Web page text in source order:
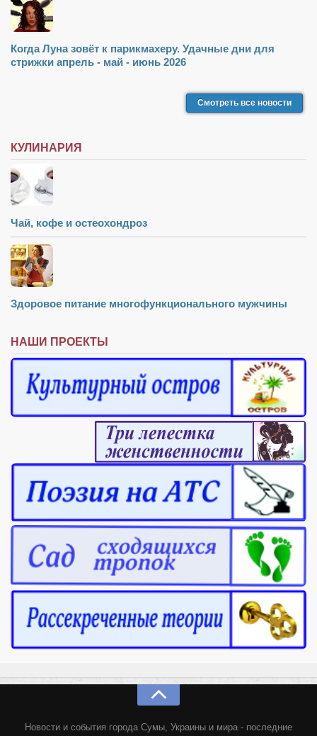
Когда Луна зовёт к парикмахеру. Удачные дни для
стрижки апрель - май - июнь 2026
Смотреть все новости
КУЛИНАРИЯ
Чай, кофе и остеохондроз
Здоровое питание многофункционального мужчины
НАШИ ПРОЕКТЫ
Новости и события города Сумы, Украины и мира - последние